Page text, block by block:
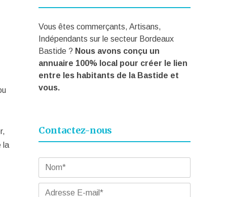
la
Vous êtes commerçants, Artisans,
Indépendants sur le secteur Bordeaux
Bastide ? Nous avons conçu un
annuaire 100% local pour créer le lien
entre les habitants de la Bastide et
vous.
Contactez-nous